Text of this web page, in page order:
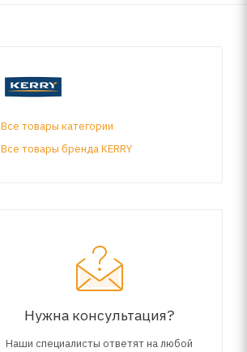
Все товары категории
Все товары бренда KERRY
Нужна консультация?
Наши специалисты ответят на любой